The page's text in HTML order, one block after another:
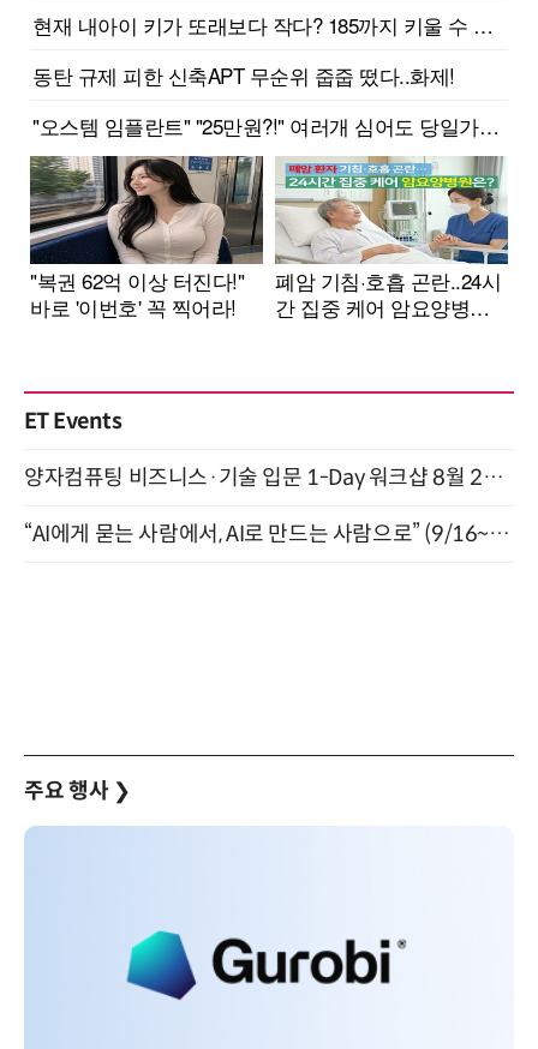
ET Events
양자컴퓨팅 비즈니스·기술 입문 1-Day 워크샵 8월 28일 개최
“AI에게 묻는 사람에서, AI로 만드는 사람으로” (9/16~17)
주요 행사 ❯